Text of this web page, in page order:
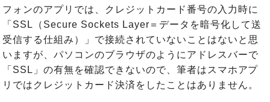
フォンのアプリでは、クレジットカード番号の入力時に
「SSL（Secure Sockets Layer＝データを暗号化して送
受信する仕組み）」で接続されていないことはないと思
いますが、パソコンのブラウザのようにアドレスバーで
「SSL」の有無を確認できないので、筆者はスマホアプ
リではクレジットカード決済をしたことはありません。